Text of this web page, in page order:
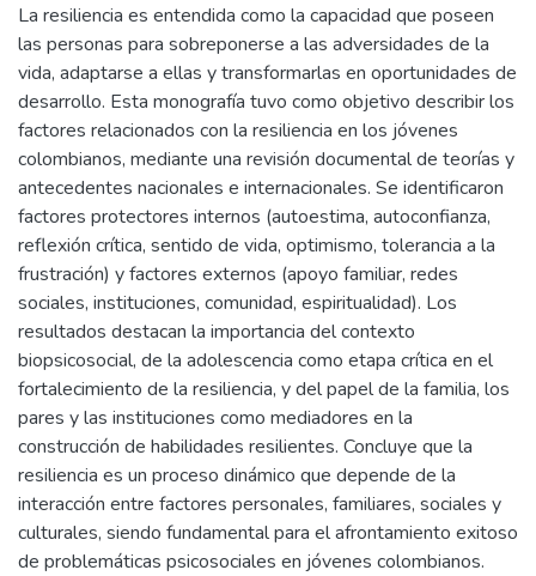
La resiliencia es entendida como la capacidad que poseen
las personas para sobreponerse a las adversidades de la
vida, adaptarse a ellas y transformarlas en oportunidades de
desarrollo. Esta monografía tuvo como objetivo describir los
factores relacionados con la resiliencia en los jóvenes
colombianos, mediante una revisión documental de teorías y
antecedentes nacionales e internacionales. Se identificaron
factores protectores internos (autoestima, autoconfianza,
reflexión crítica, sentido de vida, optimismo, tolerancia a la
frustración) y factores externos (apoyo familiar, redes
sociales, instituciones, comunidad, espiritualidad). Los
resultados destacan la importancia del contexto
biopsicosocial, de la adolescencia como etapa crítica en el
fortalecimiento de la resiliencia, y del papel de la familia, los
pares y las instituciones como mediadores en la
construcción de habilidades resilientes. Concluye que la
resiliencia es un proceso dinámico que depende de la
interacción entre factores personales, familiares, sociales y
culturales, siendo fundamental para el afrontamiento exitoso
de problemáticas psicosociales en jóvenes colombianos.